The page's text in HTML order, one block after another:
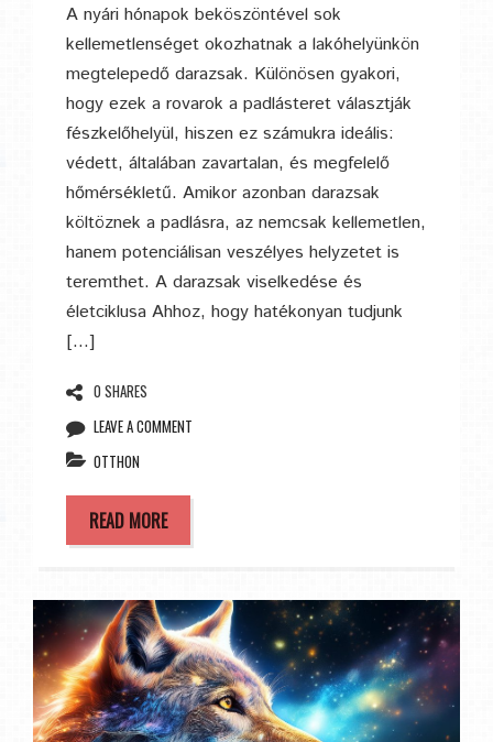
A nyári hónapok beköszöntével sok
kellemetlenséget okozhatnak a lakóhelyünkön
megtelepedő darazsak. Különösen gyakori,
hogy ezek a rovarok a padlásteret választják
fészkelőhelyül, hiszen ez számukra ideális:
védett, általában zavartalan, és megfelelő
hőmérsékletű. Amikor azonban darazsak
költöznek a padlásra, az nemcsak kellemetlen,
hanem potenciálisan veszélyes helyzetet is
teremthet. A darazsak viselkedése és
életciklusa Ahhoz, hogy hatékonyan tudjunk
[…]
0 SHARES
LEAVE A COMMENT
OTTHON
READ MORE